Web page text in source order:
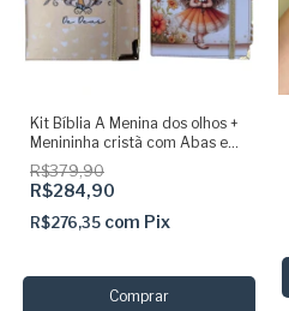
Kit Bíblia A Menina dos olhos +
Menininha cristã com Abas e
Elástico
R$379,90
R$284,90
R$276,35 com Pix